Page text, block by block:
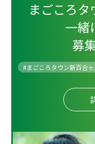
まごころ
一緒
募
#まごころタウン新百合